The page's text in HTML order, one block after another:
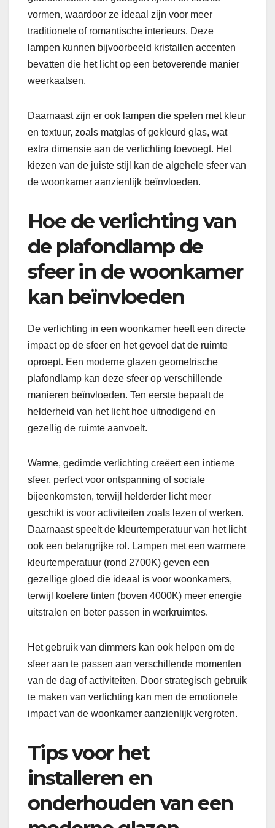
vormen, waardoor ze ideaal zijn voor meer
traditionele of romantische interieurs. Deze
lampen kunnen bijvoorbeeld kristallen accenten
bevatten die het licht op een betoverende manier
weerkaatsen.
Daarnaast zijn er ook lampen die spelen met kleur
en textuur, zoals matglas of gekleurd glas, wat
extra dimensie aan de verlichting toevoegt. Het
kiezen van de juiste stijl kan de algehele sfeer van
de woonkamer aanzienlijk beïnvloeden.
Hoe de verlichting van
de plafondlamp de
sfeer in de woonkamer
kan beïnvloeden
De verlichting in een woonkamer heeft een directe
impact op de sfeer en het gevoel dat de ruimte
oproept. Een moderne glazen geometrische
plafondlamp kan deze sfeer op verschillende
manieren beïnvloeden. Ten eerste bepaalt de
helderheid van het licht hoe uitnodigend en
gezellig de ruimte aanvoelt.
Warme, gedimde verlichting creëert een intieme
sfeer, perfect voor ontspanning of sociale
bijeenkomsten, terwijl helderder licht meer
geschikt is voor activiteiten zoals lezen of werken.
Daarnaast speelt de kleurtemperatuur van het licht
ook een belangrijke rol. Lampen met een warmere
kleurtemperatuur (rond 2700K) geven een
gezellige gloed die ideaal is voor woonkamers,
terwijl koelere tinten (boven 4000K) meer energie
uitstralen en beter passen in werkruimtes.
Het gebruik van dimmers kan ook helpen om de
sfeer aan te passen aan verschillende momenten
van de dag of activiteiten. Door strategisch gebruik
te maken van verlichting kan men de emotionele
impact van de woonkamer aanzienlijk vergroten.
Tips voor het
installeren en
onderhouden van een